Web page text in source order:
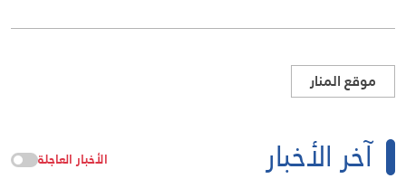
موقع المنار
آخر الأخبار الأخبار العاجلة